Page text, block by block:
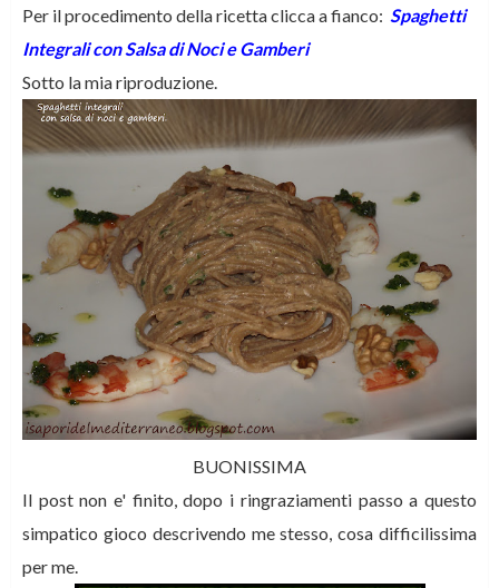
Per il procedimento della ricetta clicca a fianco: Spaghetti
Integrali con Salsa di Noci e Gamberi
Sotto la mia riproduzione.
BUONISSIMA
Il post non e' finito, dopo i ringraziamenti passo a questo
simpatico gioco descrivendo me stesso, cosa difficilissima
per me.